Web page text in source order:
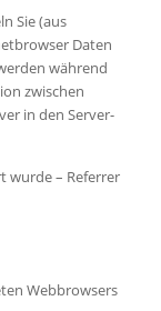
Sie (aus
Daten
während
zwischen
in den Server-
wurde – Referrer
Webbrowsers